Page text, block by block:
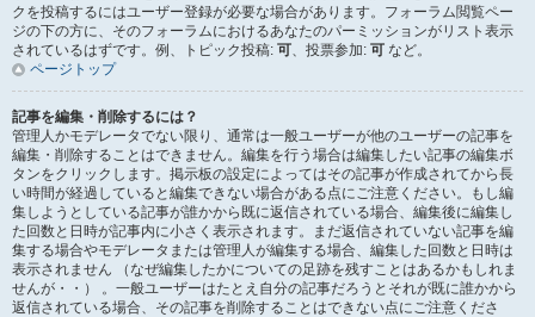
クを投稿するにはユーザー登録が必要な場合があります。フォーラム閲覧ペー
ジの下の方に、そのフォーラムにおけるあなたのパーミッションがリスト表示
されているはずです。例、トピック投稿: 可、投票参加: 可 など。
ページトップ
記事を編集・削除するには？
管理人かモデレータでない限り、通常は一般ユーザーが他のユーザーの記事を
編集・削除することはできません。編集を行う場合は編集したい記事の編集ボ
タンをクリックします。掲示板の設定によってはその記事が作成されてから長
い時間が経過していると編集できない場合がある点にご注意ください。もし編
集しようとしている記事が誰かから既に返信されている場合、編集後に編集し
た回数と日時が記事内に小さく表示されます。まだ返信されていない記事を編
集する場合やモデレータまたは管理人が編集する場合、編集した回数と日時は
表示されません （なぜ編集したかについての足跡を残すことはあるかもしれま
せんが・・） 。一般ユーザーはたとえ自分の記事だろうとそれが既に誰かから
返信されている場合、その記事を削除することはできない点にご注意くださ